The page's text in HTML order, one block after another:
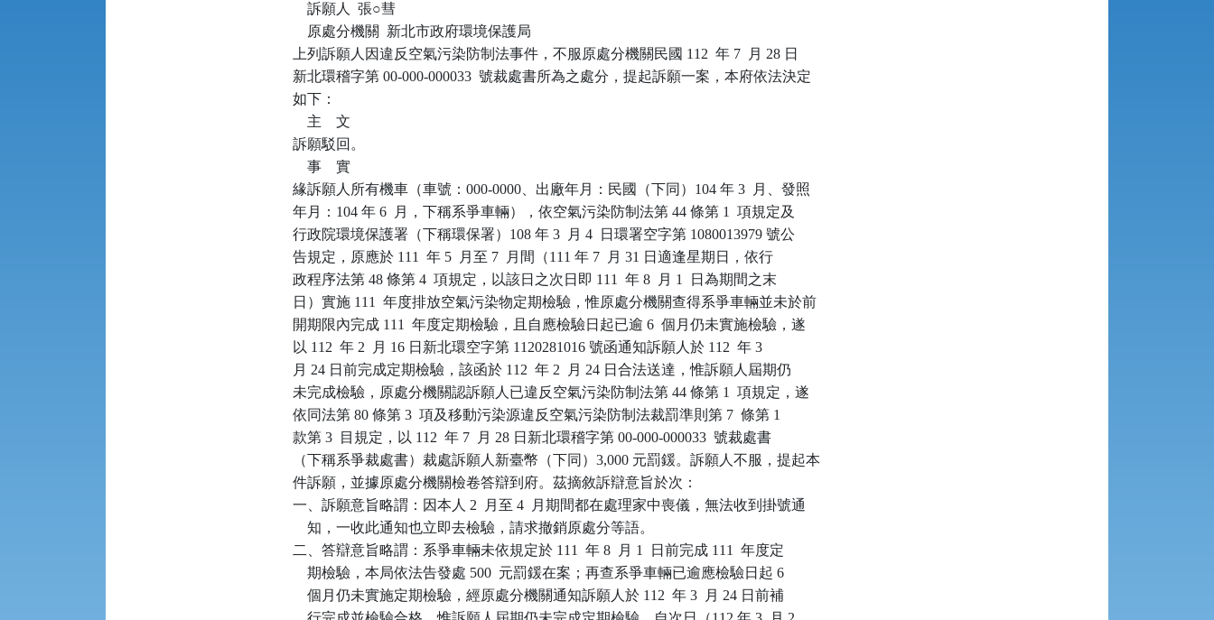
    訴願人  張○彗
    原處分機關  新北市政府環境保護局
上列訴願人因違反空氣污染防制法事件，不服原處分機關民國 112  年 7  月 28 日
新北環稽字第 00-000-000033  號裁處書所為之處分，提起訴願一案，本府依法決定
如下：
    主    文
訴願駁回。
    事    實
緣訴願人所有機車（車號：000-0000、出廠年月：民國（下同）104 年 3  月、發照
年月：104 年 6  月，下稱系爭車輛），依空氣污染防制法第 44 條第 1  項規定及
行政院環境保護署（下稱環保署）108 年 3  月 4  日環署空字第 1080013979 號公
告規定，原應於 111  年 5  月至 7  月間（111 年 7  月 31 日適逢星期日，依行
政程序法第 48 條第 4  項規定，以該日之次日即 111  年 8  月 1  日為期間之末
日）實施 111  年度排放空氣污染物定期檢驗，惟原處分機關查得系爭車輛並未於前
開期限內完成 111  年度定期檢驗，且自應檢驗日起已逾 6  個月仍未實施檢驗，遂
以 112  年 2  月 16 日新北環空字第 1120281016 號函通知訴願人於 112  年 3
月 24 日前完成定期檢驗，該函於 112  年 2  月 24 日合法送達，惟訴願人屆期仍
未完成檢驗，原處分機關認訴願人已違反空氣污染防制法第 44 條第 1  項規定，遂
依同法第 80 條第 3  項及移動污染源違反空氣污染防制法裁罰準則第 7  條第 1
款第 3  目規定，以 112  年 7  月 28 日新北環稽字第 00-000-000033  號裁處書
（下稱系爭裁處書）裁處訴願人新臺幣（下同）3,000 元罰鍰。訴願人不服，提起本
件訴願，並據原處分機關檢卷答辯到府。茲摘敘訴辯意旨於次：
一、訴願意旨略謂：因本人 2  月至 4  月期間都在處理家中喪儀，無法收到掛號通
    知，一收此通知也立即去檢驗，請求撤銷原處分等語。
二、答辯意旨略謂：系爭車輛未依規定於 111  年 8  月 1  日前完成 111  年度定
    期檢驗，本局依法告發處 500  元罰鍰在案；再查系爭車輛已逾應檢驗日起 6
    個月仍未實施定期檢驗，經原處分機關通知訴願人於 112  年 3  月 24 日前補